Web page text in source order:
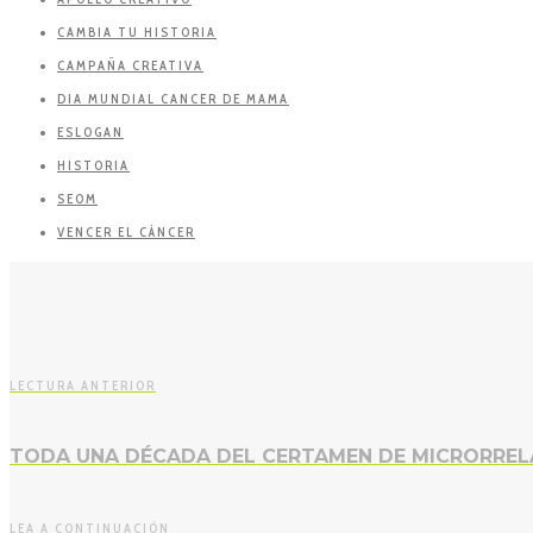
CAMBIA TU HISTORIA
CAMPAÑA CREATIVA
DIA MUNDIAL CANCER DE MAMA
ESLOGAN
HISTORIA
SEOM
VENCER EL CÁNCER
LECTURA ANTERIOR
TODA UNA DÉCADA DEL CERTAMEN DE
LEA A CONTINUACIÓN